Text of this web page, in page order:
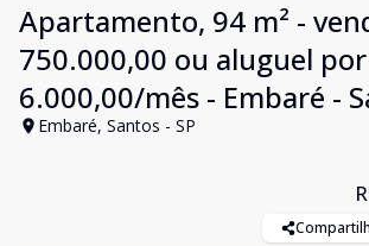
Apartamento, 94 m² -
750.000,00 ou aluguel por
6.000,00/mês - Embaré -
Embaré, Santos - SP